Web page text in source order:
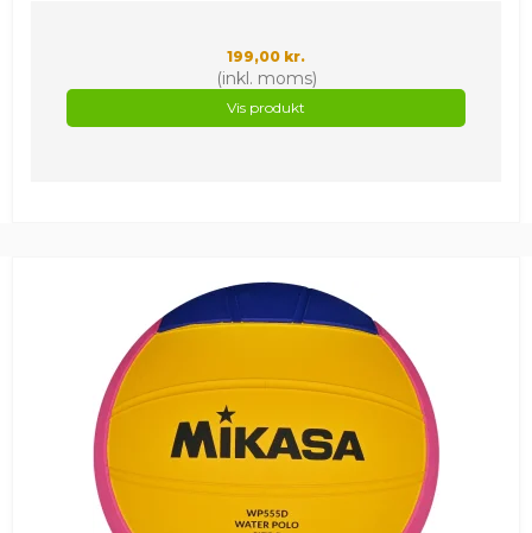
199,00 kr.
(inkl. moms)
Vis produkt